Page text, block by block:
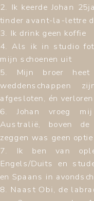
2. Ik keerde Johan
tinder avant-la-lettre
3. Ik drink geen koffie
4. Als ik in studio
mijn schoenen uit
5. Mijn broer heet
weddenschappen
afgesloten, én verloren
6. Johan vroeg
Australië, boven de
zeggen was geen
7. Ik ben van
Engels/Duits en
en Spaans in
8. Naast Obi, de